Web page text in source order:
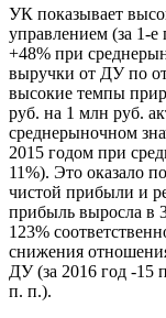
УК показывает
управлением (за 1-е
+48% при
выручки от ДУ по
высокие темпы
руб. на 1 млн руб.
среднерыночном
2015 годом при
11%). Это оказало
чистой прибыли и
прибыль выросла в
123%
снижения
ДУ (за 2016 год -15
п. п.).